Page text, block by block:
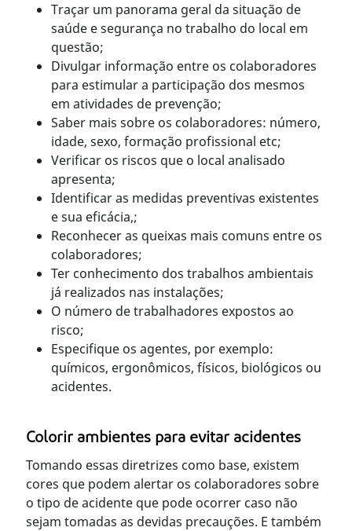
Traçar um panorama geral da situação de
saúde e segurança no trabalho do local em
questão;
Divulgar informação entre os colaboradores
para estimular a participação dos mesmos
em atividades de prevenção;
Saber mais sobre os colaboradores: número,
idade, sexo, formação profissional etc;
Verificar os riscos que o local analisado
apresenta;
Identificar as medidas preventivas existentes
e sua eficácia,;
Reconhecer as queixas mais comuns entre os
colaboradores;
Ter conhecimento dos trabalhos ambientais
já realizados nas instalações;
O número de trabalhadores expostos ao
risco;
Especifique os agentes, por exemplo:
químicos, ergonômicos, físicos, biológicos ou
acidentes.
Colorir ambientes para evitar acidentes
Tomando essas diretrizes como base, existem
cores que podem alertar os colaboradores sobre
o tipo de acidente que pode ocorrer caso não
sejam tomadas as devidas precauções. E também